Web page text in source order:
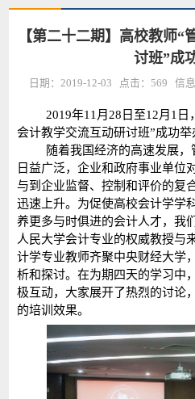
【第二十二期】高校教师“
讨班”成
日期：2019-12-03 点击： 569 信
2019年11月28日至12月1
会计教学交流互动研讨班”成功举
随着我国经济的高速发展
日益广泛，企业和政府事业单位
与到企业监督、控制和评价的复
迅速上升。为促使高校会计学学
养更多与时俱进的会计人才，我
人民大学会计专业的权威教授与
计学专业教师齐聚中央财经大学
析和探讨。在为期四天的学习中
极互动，大家展开了热烈的讨论
的培训效果。